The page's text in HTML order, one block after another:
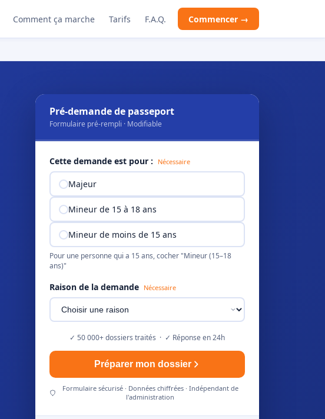
Comment ça marche Tarifs F.A.Q. Commencer →
Pré-demande de passeport
Formulaire pré-rempli · Modifiable
Cette demande est pour : Nécessaire
Majeur
Mineur de 15 à 18 ans
Mineur de moins de 15 ans
Pour une personne qui a 15 ans, cocher "Mineur (15–18
ans)"
Raison de la demande Nécessaire
✓ 50 000+ dossiers traités · ✓ Réponse en 24h
Préparer mon dossier
Formulaire sécurisé · Données chiffrées · Indépendant de
l'administration